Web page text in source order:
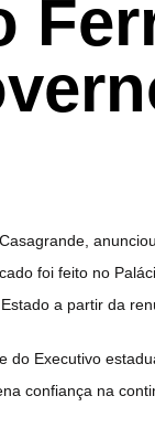
foi feito no
a partir da
do Executivo
confiança na